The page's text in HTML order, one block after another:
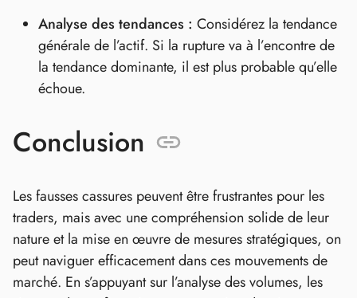
Analyse des tendances : Considérez la tendance
générale de l’actif. Si la rupture va à l’encontre de
la tendance dominante, il est plus probable qu’elle
échoue.
Conclusion
Les fausses cassures peuvent être frustrantes pour les
traders, mais avec une compréhension solide de leur
nature et la mise en œuvre de mesures stratégiques, on
peut naviguer efficacement dans ces mouvements de
marché. En s’appuyant sur l’analyse des volumes, les